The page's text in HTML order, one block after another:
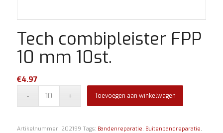
Tech combipleister FPP
10 mm 10st.
€4.97
Toevoegen aan winkelwagen
Artikelnummer: 202199 Tags: Bandenreparatie, Buitenbandreparatie,